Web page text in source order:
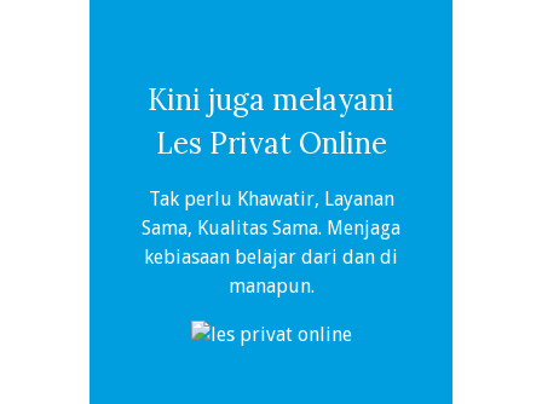
Kini juga melayani
Les Privat Online
Tak perlu Khawatir, Layanan
Sama, Kualitas Sama. Menjaga
kebiasaan belajar dari dan di
manapun.